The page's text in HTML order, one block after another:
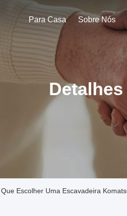
Para Casa Sobre Nós
Escolher Uma Escavadeira